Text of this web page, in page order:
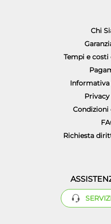
Chi
Tempi e costi
Informativa
Condizioni
Richiesta